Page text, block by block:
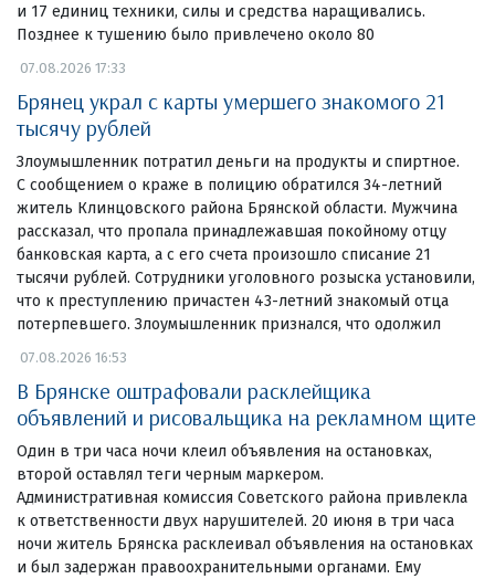
и 17 единиц техники, силы и средства наращивались.
Позднее к тушению было привлечено около 80
07.08.2026 17:33
Брянец украл с карты умершего знакомого 21
тысячу рублей
Злоумышленник потратил деньги на продукты и спиртное.
С сообщением о краже в полицию обратился 34-летний
житель Клинцовского района Брянской области. Мужчина
рассказал, что пропала принадлежавшая покойному отцу
банковская карта, а с его счета произошло списание 21
тысячи рублей. Сотрудники уголовного розыска установили,
что к преступлению причастен 43-летний знакомый отца
потерпевшего. Злоумышленник признался, что одолжил
07.08.2026 16:53
В Брянске оштрафовали расклейщика
объявлений и рисовальщика на рекламном щите
Один в три часа ночи клеил объявления на остановках,
второй оставлял теги черным маркером.
Административная комиссия Советского района привлекла
к ответственности двух нарушителей. 20 июня в три часа
ночи житель Брянска расклеивал объявления на остановках
и был задержан правоохранительными органами. Ему